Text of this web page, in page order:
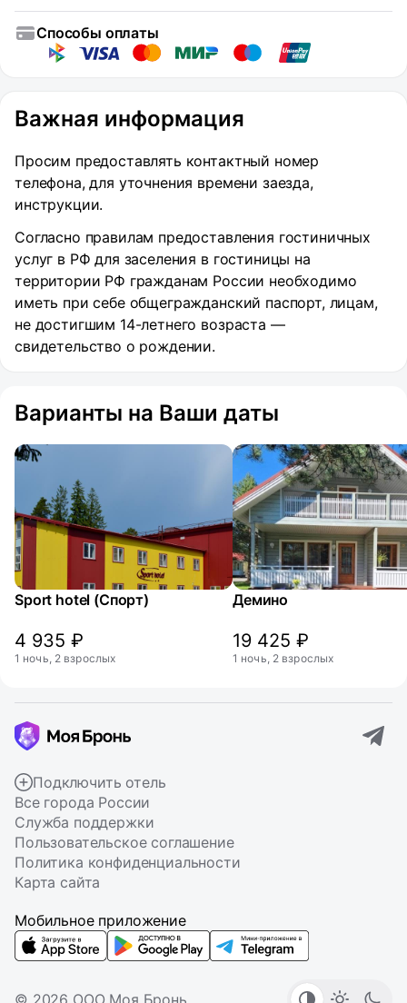
Способы оплаты
Важная информация
Просим предоставлять контактный номер
телефона, для уточнения времени заезда,
инструкции.
Согласно правилам предоставления гостиничных
услуг в РФ для заселения в гостиницы на
территории РФ гражданам России необходимо
иметь при себе общегражданский паспорт, лицам,
не достигшим 14-летнего возраста —
свидетельство о рождении.
Варианты на Ваши даты
Sport hotel (Спорт)
4 935 ₽
1 ночь, 2 взрослых
Демино
19 425 ₽
1 ночь, 2 взрослых
Подключить отель
Все города России
Служба поддержки
Пользовательское соглашение
Политика конфиденциальности
Карта сайта
© 2026 ООО Моя Бронь
Мобильное приложение